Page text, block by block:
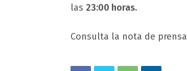
las 23:00 horas.
Consulta la nota de prensa